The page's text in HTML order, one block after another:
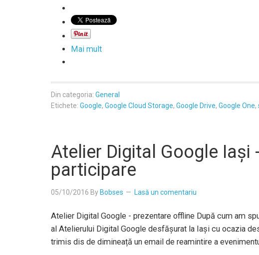
Mai mult
Din categoria: General
Etichete: Google, Google Cloud Storage, Google Drive, Google One,
Atelier Digital Google Iași
participare
05/10/2016 By Bobses Lasă un comentariu
Atelier Digital Google - prezentare offline După cum am
al Atelierului Digital Google desfășurat la Iași cu ocazia
trimis dis de dimineață un email de reamintire a